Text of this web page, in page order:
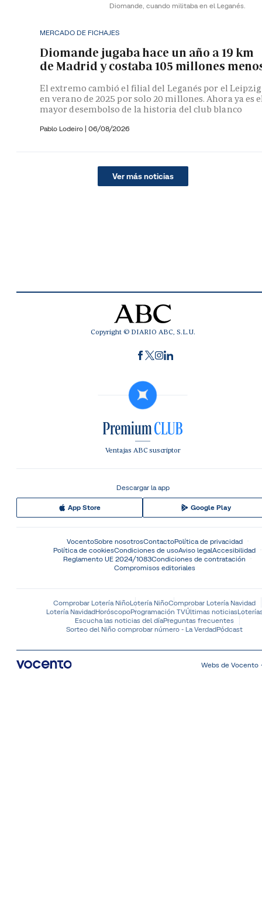
Diomande, cuando militaba en el Leganés.
MERCADO DE FICHAJES
Diomande jugaba hace un año a 19 km
de Madrid y costaba 105 millones
El extremo cambió el filial del Leganés por el Leipzig
en verano de 2025 por solo 20 millones. Ahora ya es
mayor desembolso de la historia del club blanco
Pablo Lodeiro | 06/08/2026
Ver más noticias
Copyright © DIARIO ABC, S.L.U.
Ventajas ABC suscriptor
Descargar la app
App Store Google Play
VocentoSobre nosotrosContactoPolítica de privacidad
Política de cookiesCondiciones de usoAviso legalAccesibilidad
Reglamento UE 2024/1083Condiciones de contratación
Compromisos editoriales
Comprobar Lotería NiñoLotería NiñoComprobar Lotería Navidad
Lotería NavidadHoróscopoProgramación TVÚltimas noticias
Escucha las noticias del díaPreguntas frecuentes
Sorteo del Niño comprobar número - La VerdadPódcast
Webs de Vocento